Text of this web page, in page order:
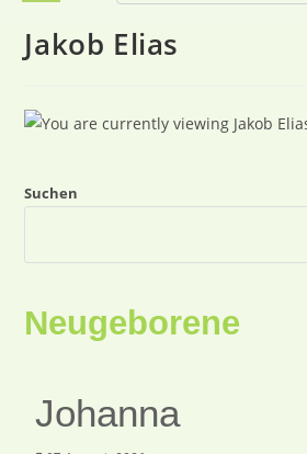
Jakob Elias
Suchen
Neugeborene
Johanna